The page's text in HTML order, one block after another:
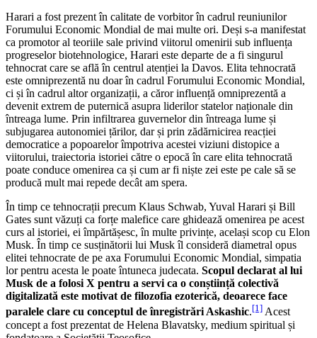
Harari a fost prezent în calitate de vorbitor în cadrul reuniunilor
Forumului Economic Mondial de mai multe ori. Deși s-a manifestat
ca promotor al teoriile sale privind viitorul omenirii sub influența
progreselor biotehnologice, Harari este departe de a fi singurul
tehnocrat care se află în centrul atenției la Davos. Elita tehnocrată
este omniprezentă nu doar în cadrul Forumului Economic Mondial,
ci și în cadrul altor organizații, a căror influență omniprezentă a
devenit extrem de puternică asupra liderilor statelor naționale din
întreaga lume. Prin infiltrarea guvernelor din întreaga lume și
subjugarea autonomiei țărilor, dar și prin zădărnicirea reacției
democratice a popoarelor împotriva acestei viziuni distopice a
viitorului, traiectoria istoriei către o epocă în care elita tehnocrată
poate conduce omenirea ca și cum ar fi niște zei este pe cale să se
producă mult mai repede decât am spera.
În timp ce tehnocrații precum Klaus Schwab, Yuval Harari și Bill
Gates sunt văzuți ca forțe malefice care ghidează omenirea pe acest
curs al istoriei, ei împărtășesc, în multe privințe, același scop cu Elon
Musk. În timp ce susținătorii lui Musk îl consideră diametral opus
elitei tehnocrate de pe axa Forumului Economic Mondial, simpatia
lor pentru acesta le poate întuneca judecata. Scopul declarat al lui
Musk de a folosi X pentru a servi ca o conștiință colectivă
digitalizată este motivat de filozofia ezoterică, deoarece face
paralele clare cu conceptul de înregistrări Askashic.[1] Acest
concept a fost prezentat de Helena Blavatsky, medium spiritual și